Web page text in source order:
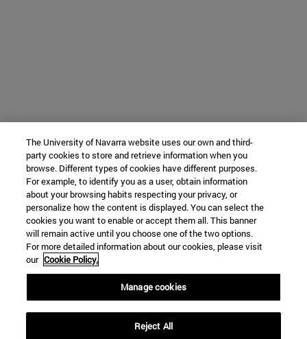
The University of Navarra website uses our own and third-
party cookies to store and retrieve information when you
browse. Different types of cookies have different purposes.
For example, to identify you as a user, obtain information
about your browsing habits respecting your privacy, or
personalize how the content is displayed. You can select the
cookies you want to enable or accept them all. This banner
will remain active until you choose one of the two options.
For more detailed information about our cookies, please visit
our Cookie Policy.
Manage cookies
Reject All